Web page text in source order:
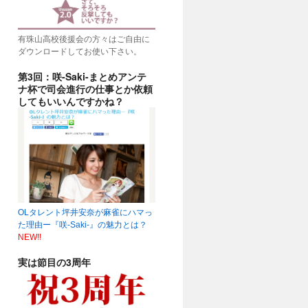
有珠山高校後援会の方々はご自由に
ダウンロードしてお使い下さい。
第3回：咲-Saki-まとめアンテ
ナ杯で司会進行の仕事とか依頼
してもいいんですかね？
OLタレント坪井安奈が麻雀にハマっ
た理由ー『咲-Saki-』の魅力とは？
NEW!!
実は節目の3周年